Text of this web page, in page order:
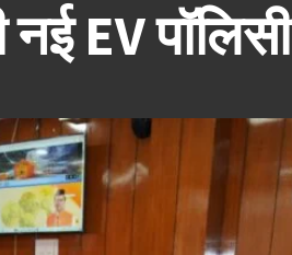
EV पॉलिसी